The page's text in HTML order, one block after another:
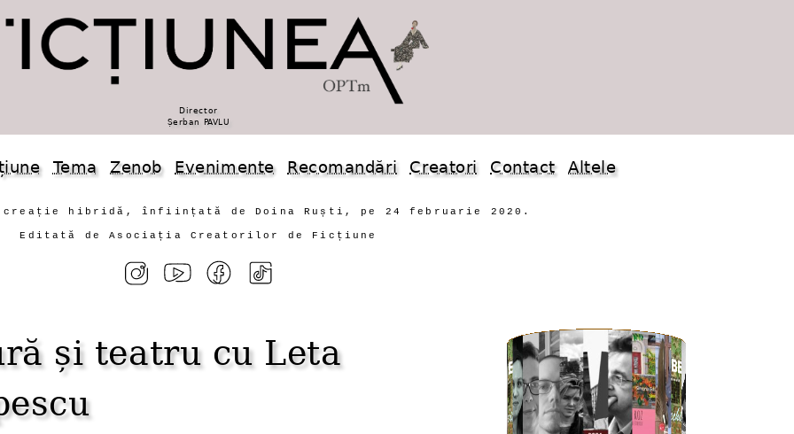
Director
Șerban PAVLU
Tema Zenob Evenimente Recomandări Creatori Contact Altele
creație hibridă, înființată de Doina Ruști, pe 24 februarie 2020.
Editată de Asociația Creatorilor de Ficțiune
și teatru cu Leta